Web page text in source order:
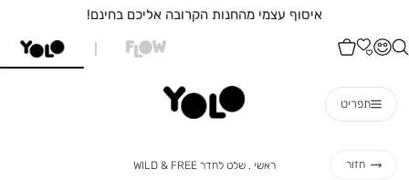
איסוף עצמי מהחנות הקרובה אליכם בחינם!
תפריט
חזור ראשי ראשי
שלט לחדר WILD & FREE
שלט